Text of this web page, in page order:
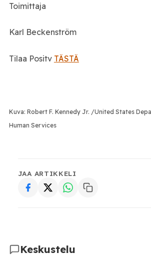
Toimittaja
Karl Beckenström
Tilaa Positv TÄSTÄ
Kuva: Robert F. Kennedy Jr. /United States
Human Services
JAA ARTIKKELI
Keskustelu